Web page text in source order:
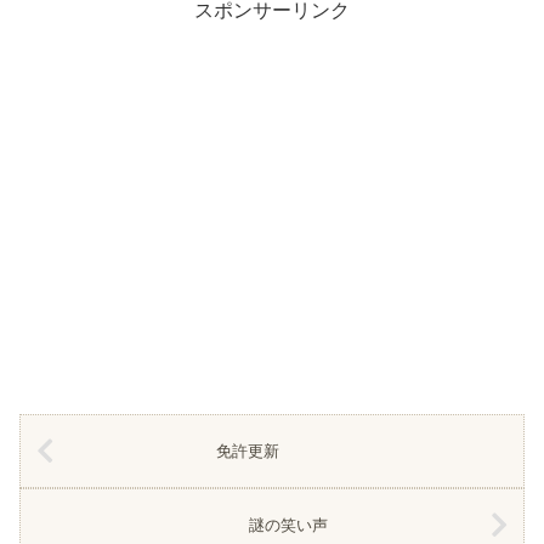
スポンサーリンク
免許更新
謎の笑い声